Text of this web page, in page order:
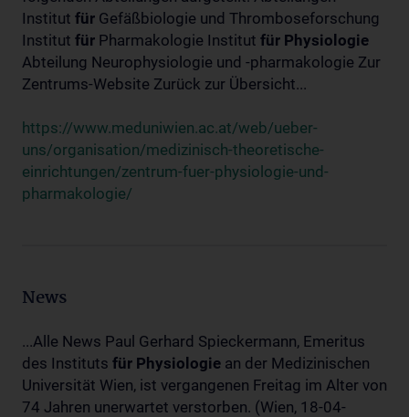
Institut für Gefäßbiologie und Thromboseforschung
Institut für Pharmakologie Institut für Physiologie
Abteilung Neurophysiologie und -pharmakologie Zur
Zentrums-Website Zurück zur Übersicht...
https://www.meduniwien.ac.at/web/ueber-
uns/organisation/medizinisch-theoretische-
einrichtungen/zentrum-fuer-physiologie-und-
pharmakologie/
News
...Alle News Paul Gerhard Spieckermann, Emeritus
des Instituts für Physiologie an der Medizinischen
Universität Wien, ist vergangenen Freitag im Alter von
74 Jahren unerwartet verstorben. (Wien, 18-04-